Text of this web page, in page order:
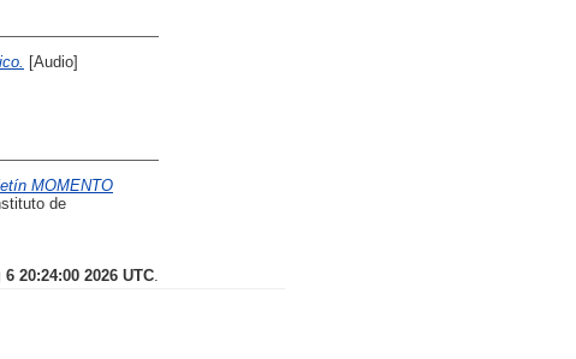
[Audio]
MOMENTO
de
20:24:00 2026 UTC